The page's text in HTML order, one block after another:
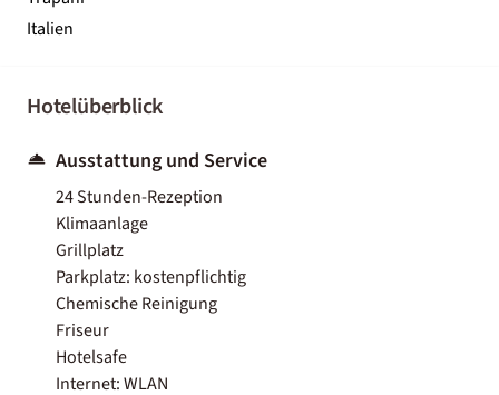
Italien
Hotelüberblick
Ausstattung und Service
24 Stunden-Rezeption
Klimaanlage
Grillplatz
Parkplatz: kostenpflichtig
Chemische Reinigung
Friseur
Hotelsafe
Internet: WLAN